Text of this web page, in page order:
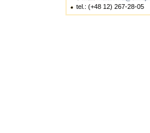
tel.: (+48 12) 267-28-05